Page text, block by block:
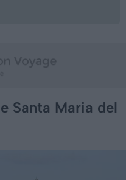
Santa Maria del